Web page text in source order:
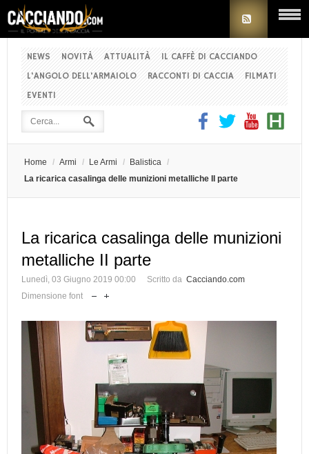
NEWS NOVITÀ ATTUALITÀ
IL CAFFÈ DI CACCIANDO
L'ANGOLO DELL'ARMAIOLO
RACCONTI DI CACCIA
FILMATI
EVENTI
Home / Armi / Le Armi / Balistica /
La ricarica casalinga delle munizioni metalliche II parte
La ricarica casalinga delle munizioni
metalliche II parte
Lunedì, 03 Giugno 2019 00:00 Scritto da Cacciando.com
Dimensione font